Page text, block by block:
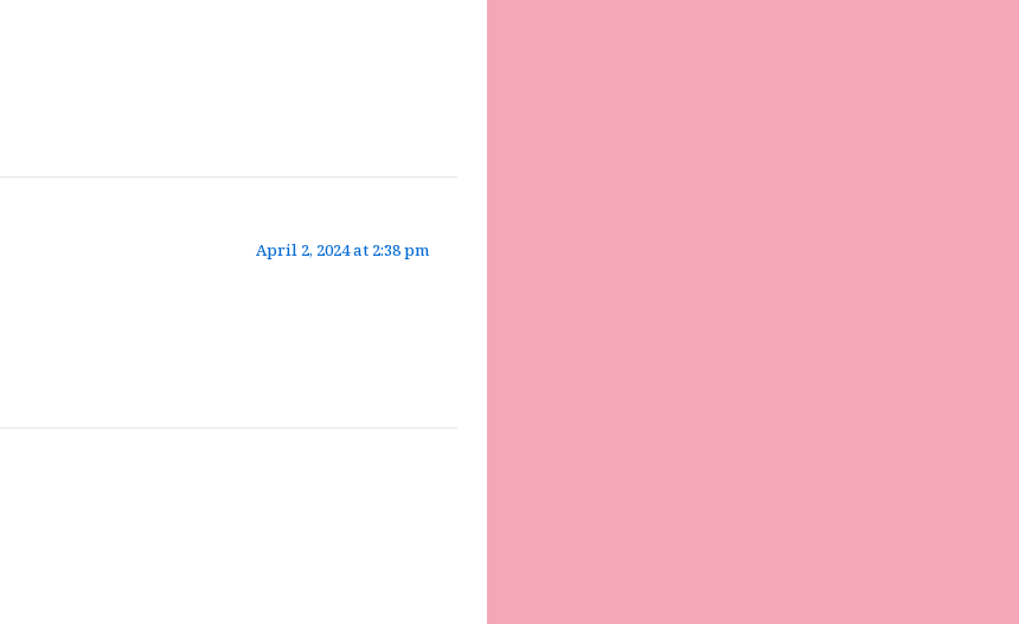
April 2, 2024 at 2:38 pm